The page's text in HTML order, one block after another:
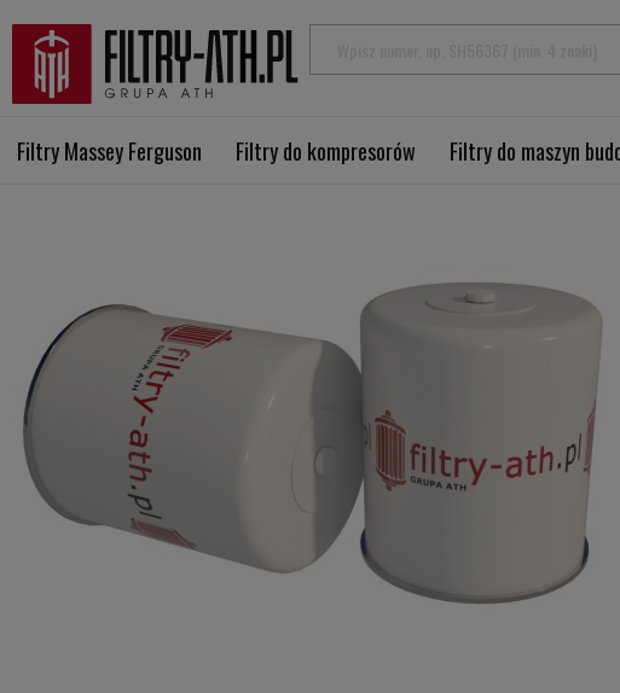
Filtry Massey Ferguson Filtry do kompresorów Filtry do maszyn